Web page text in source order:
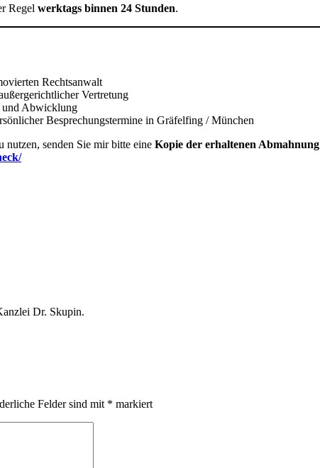
Regel werktags binnen 24 Stunden.
Rechtsanwalt
Vertretung
und Abwicklung
Besprechungstermine in Gräfelfing / München
nutzen, senden Sie mir bitte eine Kopie der erhaltenen Abmahnung
Dr. Skupin.
Felder sind mit * markiert